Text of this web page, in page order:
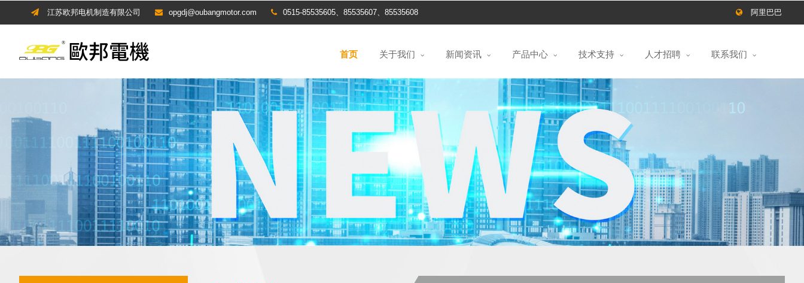
江苏欧邦电机制造有限公司 opgdj@oubangmotor.com 0515-85535605、85535607、85535608 阿里巴巴
首页 关于我们 新闻资讯 产品中心 技术支持 人才招聘 联系我们